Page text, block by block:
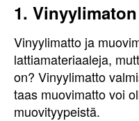
1.
Vinyylimatto ja
lattiamateriaaleja,
on? Vinyylimatto
taas muovimatto voi
muovityypeistä.